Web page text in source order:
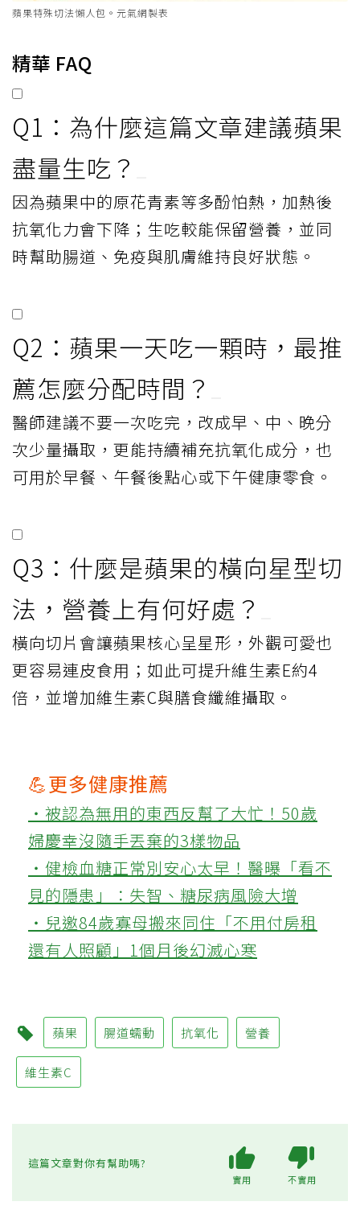
蘋果特殊切法懶人包。元氣網製表
精華 FAQ
Q1：為什麼這篇文章建議蘋果
盡量生吃？
因為蘋果中的原花青素等多酚怕熱，加熱後
抗氧化力會下降；生吃較能保留營養，並同
時幫助腸道、免疫與肌膚維持良好狀態。
Q2：蘋果一天吃一顆時，最推
薦怎麼分配時間？
醫師建議不要一次吃完，改成早、中、晚分
次少量攝取，更能持續補充抗氧化成分，也
可用於早餐、午餐後點心或下午健康零食。
Q3：什麼是蘋果的橫向星型切
法，營養上有何好處？
橫向切片會讓蘋果核心呈星形，外觀可愛也
更容易連皮食用；如此可提升維生素E約4
倍，並增加維生素C與膳食纖維攝取。
💪更多健康推薦
‧被認為無用的東西反幫了大忙！50歲
婦慶幸沒隨手丟棄的3樣物品
‧健檢血糖正常別安心太早！醫曝「看不
見的隱患」：失智、糖尿病風險大增
‧兒邀84歲寡母搬來同住「不用付房租
還有人照顧」1個月後幻滅心寒
蘋果 腸道蠕動 抗氧化 營養
維生素C
這篇文章對你有幫助嗎?
實用 不實用